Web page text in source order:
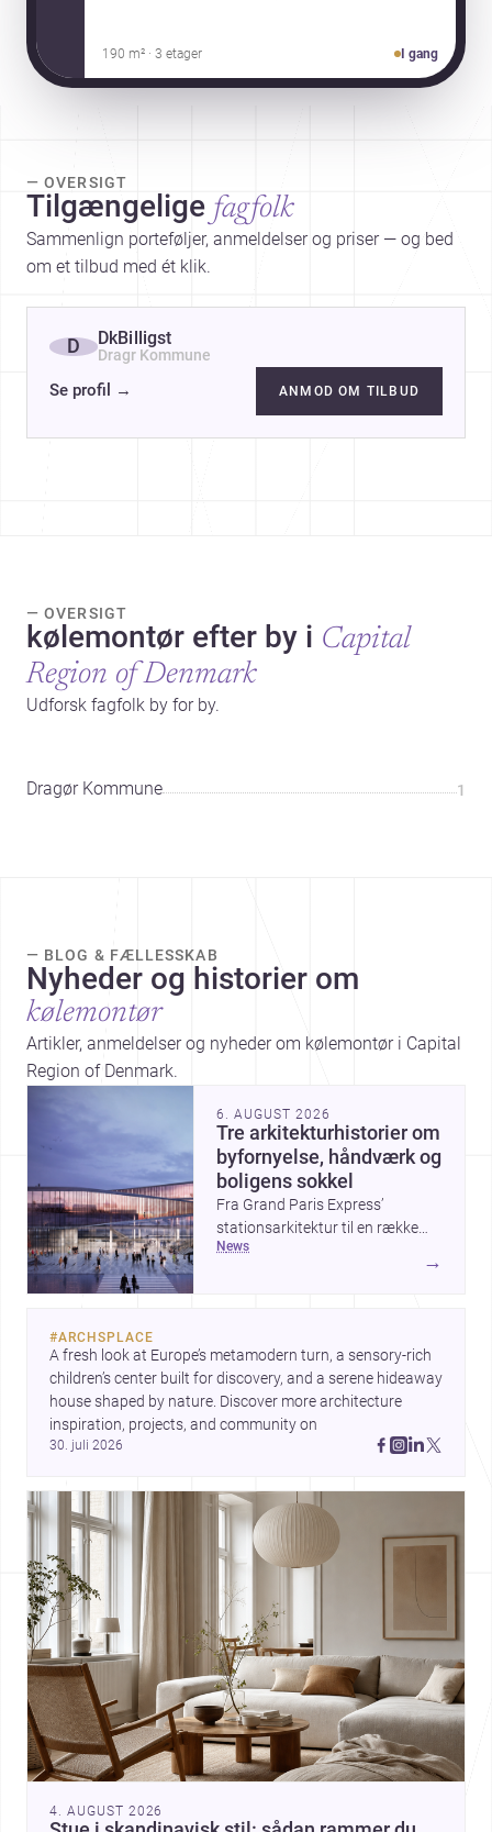
190 m² · 3 etager I gang
— OVERSIGT
Tilgængelige fagfolk
Sammenlign porteføljer, anmeldelser og priser — og bed
om et tilbud med ét klik.
D DkBilligst
Dragr Kommune
Se profil → ANMOD OM TILBUD
— OVERSIGT
kølemontør efter by i Capital
Region of Denmark
Udforsk fagfolk by for by.
Dragør Kommune 1
— BLOG & FÆLLESSKAB
Nyheder og historier om
kølemontør
Artikler, anmeldelser og nyheder om kølemontør i Capital
Region of Denmark.
6. AUGUST 2026
Tre arkitekturhistorier om
byfornyelse, håndværk og
boligens sokkel
Fra Grand Paris Express’
stationsarkitektur til en række
projekter, der undersøger
Samtidig peger The Plinth House
/ Cambra Buró på, hvordan et
klart greb om fundament,
proportion og materialitet kan
give et hjem stærk karakter.
news
→
#ARCHSPLACE
A fresh look at Europe’s metamodern turn, a sensory-rich
children’s center built for discovery, and a serene hideaway
house shaped by nature. Discover more architecture
30. juli 2026
4. AUGUST 2026